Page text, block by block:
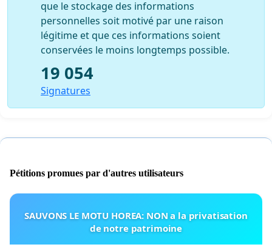
exceptionnelle des psychomotriciens. Elle invite le plus grand
nombre possible (professionnels, patients, familles...) à soutenir
cette démarche qui permettra de donner à la porofession les
moyens de répondre aux besoins grandissant de la population.
Nota : cette pétition est soutenue par toutes les organisations
représentatives des psychomotriciens : AFPL, AFEPP, FFP, CEDIFP,
ANEP, SNUP
-> Un merci particulier à la créatrice de cette pétition
Mme Christine Douneau.
que le stockage des informations
personnelles soit motivé par une raison
légitime et que ces informations soient
conservées le moins longtemps possible.
19 054
Signatures
Pétitions promues par d'autres utilisateurs
SAUVONS LE MOTU HOREA: NON a la privatisation
de notre patrimoine